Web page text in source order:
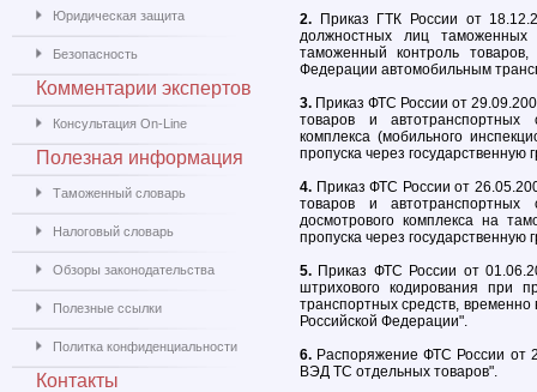
2. Приказ ГТК России от
должностных лиц
таможенный контроль
Федерации автомобильным
3. Приказ ФТС России от
товаров и автотранспортных
комплекса (мобильного
пропуска через государственную
4. Приказ ФТС России от
товаров и автотранспортных
досмотрового комплекса на
пропуска через государственную
5. Приказ ФТС России от
штрихового кодирования при
транспортных средств,
Российской Федерации".
6. Распоряжение ФТС России от
ВЭД ТС отдельных товаров".
Юридическая защита
Безопасность
Комментарии экспертов
Консультация On-Line
Полезная информация
Таможенный словарь
Налоговый словарь
Обзоры законодательства
Полезные ссылки
Политка конфиденциальности
Контакты